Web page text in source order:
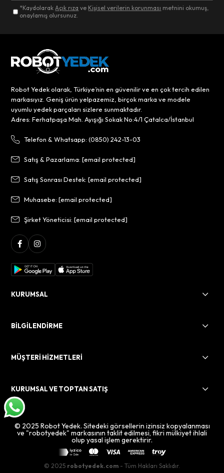
*KaydolarakAçık rıza ve Kişisel verilerin korunması metnini okumuş,
onaylamış olursunuz.
Robot Yedek olarak, Türkiye’nin en güvenilir ve en çok tercih edilen
markasıyız. Geniş ürün yelpazemiz, birçok marka ve modele
uyumlu yedek parçaları sizlere sunmaktadır.
Adres: Ferhatpaşa Mah. Ayışığı Sokak No:4/1 Çatalca/İstanbul
Telefon & Whatsapp: (0850) 242-13-03
Satış & Pazarlama:[email protected]
Satış Sonrası Destek:[email protected]
Muhasebe:[email protected]
Şirket Yöneticisi:[email protected]
KURUMSAL
BİLGİLENDİRME
MÜŞTERİ HİZMETLERİ
KURUMSAL VE TOPTAN SATIŞ
© 2025 Robot Yedek. Sitedeki görsellerin izinsiz kopyalanması
ve "robotyedek" markasının taklit edilmesi, fikri mülkiyet ihlali
olup yasal işlem gerektirir.
© 2025 robotyedek.com - Tüm Hakları Saklıdır.